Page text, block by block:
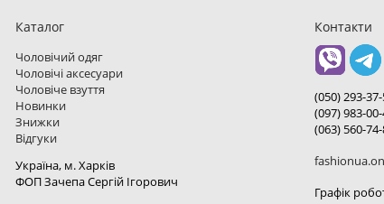
Каталог
Чоловічий одяг
Чоловічі аксесуари
Чоловіче взуття
Новинки
Знижки
Відгуки
Україна, м. Харкiв
ФОП Зачепа Сергій Ігорович
Контакти
(050) 293-
(097) 983-
(063) 560-74-
Графік